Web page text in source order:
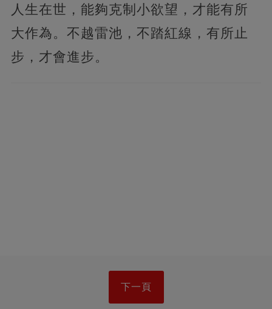
人生在世，能夠克制小欲望，才能有所
大作為。不越雷池，不踏紅線，有所止
步，才會進步。
下一頁